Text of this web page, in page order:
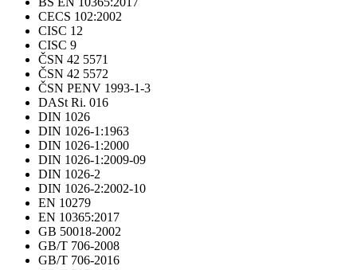
CECS 102:2002
CISC 12
CISC 9
ČSN 42 5571
ČSN 42 5572
ČSN PENV 1993-1-3
DASt Ri. 016
DIN 1026
DIN 1026-1:1963
DIN 1026-1:2000
DIN 1026-1:2009-09
DIN 1026-2
DIN 1026-2:2002-10
EN 10279
EN 10365:2017
GB 50018-2002
GB/T 706-2008
GB/T 706-2016